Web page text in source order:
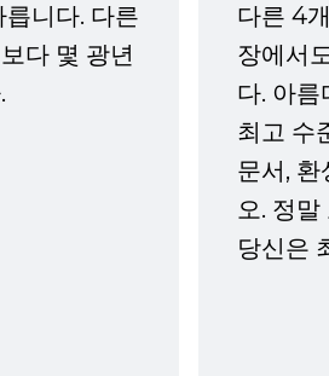
니다. 다른
다 몇 광년
다른 4
장에서
다. 아름
최고 수
문서,
오. 정
당신은